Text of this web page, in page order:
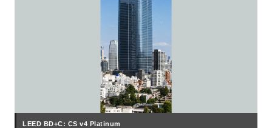
LEED BD+C: CS v4 Platinum